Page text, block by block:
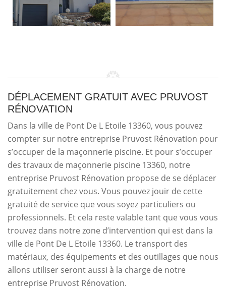
DÉPLACEMENT GRATUIT AVEC PRUVOST
RÉNOVATION
Dans la ville de Pont De L Etoile 13360, vous pouvez
compter sur notre entreprise Pruvost Rénovation pour
s’occuper de la maçonnerie piscine. Et pour s’occuper
des travaux de maçonnerie piscine 13360, notre
entreprise Pruvost Rénovation propose de se déplacer
gratuitement chez vous. Vous pouvez jouir de cette
gratuité de service que vous soyez particuliers ou
professionnels. Et cela reste valable tant que vous vous
trouvez dans notre zone d’intervention qui est dans la
ville de Pont De L Etoile 13360. Le transport des
matériaux, des équipements et des outillages que nous
allons utiliser seront aussi à la charge de notre
entreprise Pruvost Rénovation.